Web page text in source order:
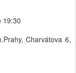
19:30
Charvátova 6,